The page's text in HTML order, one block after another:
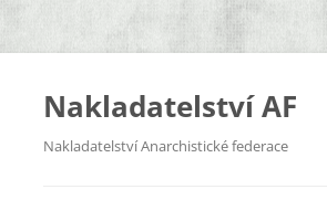
Přejít
obsahu
webu
Nakladatelství AF
Nakladatelství Anarchistické federace